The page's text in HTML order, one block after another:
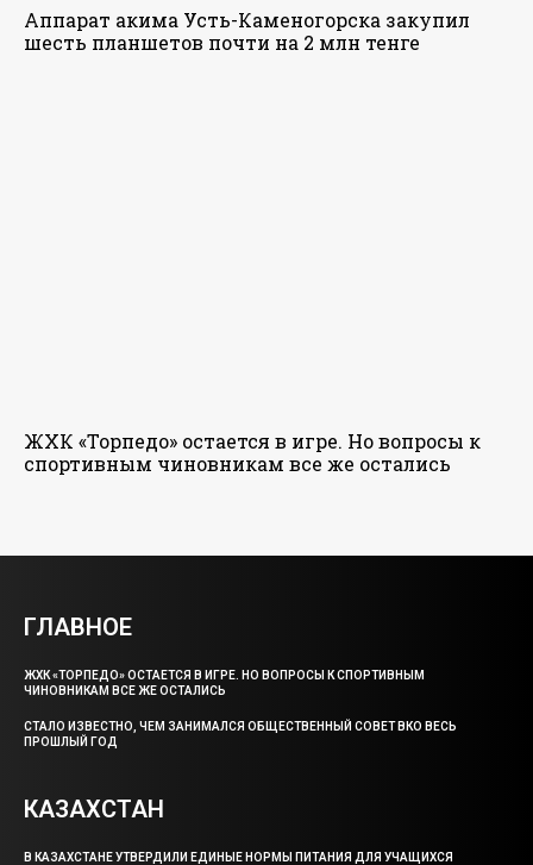
Аппарат акима Усть-Каменогорска закупил
шесть планшетов почти на 2 млн тенге
ЖХК «Торпедо» остается в игре. Но вопросы к
спортивным чиновникам все же остались
ГЛАВНОЕ
ЖХК «ТОРПЕДО» ОСТАЕТСЯ В ИГРЕ. НО ВОПРОСЫ К СПОРТИВНЫМ
ЧИНОВНИКАМ ВСЕ ЖЕ ОСТАЛИСЬ
СТАЛО ИЗВЕСТНО, ЧЕМ ЗАНИМАЛСЯ ОБЩЕСТВЕННЫЙ СОВЕТ ВКО ВЕСЬ
ПРОШЛЫЙ ГОД
КАЗАХСТАН
В КАЗАХСТАНЕ УТВЕРДИЛИ ЕДИНЫЕ НОРМЫ ПИТАНИЯ ДЛЯ УЧАЩИХСЯ